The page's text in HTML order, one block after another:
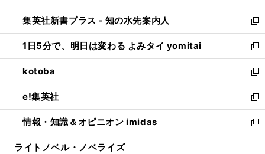
開
く
ン
ド
ウ
で
開
く
ウ
ィ
ン
ド
ウ
で
開
く
し
い
ウ
ィ
ン
ド
ウ
で
開
く
集英社新書プラス - 知の水先案内人
新
し
い
ウ
ィ
ン
ド
ウ
で
開
1日5分で、明日は変わる よみタイ yomitai
新
し
い
ウ
ィ
ン
ド
ウ
kotoba
新
し
い
ウ
ィ
ン
e!集英社
新
し
い
ウ
情報・知識＆オピニオン imidas
新
し
ライトノベル・ノベライズ